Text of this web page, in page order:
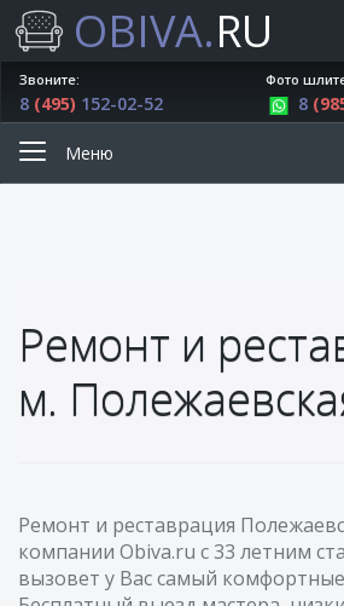
OBIVA.RU
Звоните:
8 (495) 152-02-52
Фото
8
Меню
Ремонт и
м.
Ремонт и реставрация
компании Obiva.ru с 33 летним
вызовет у Вас самый